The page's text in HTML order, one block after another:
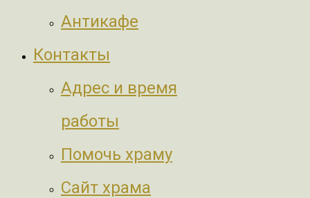
Антикафе
Контакты
Адрес и время
работы
Помочь храму
Сайт храма